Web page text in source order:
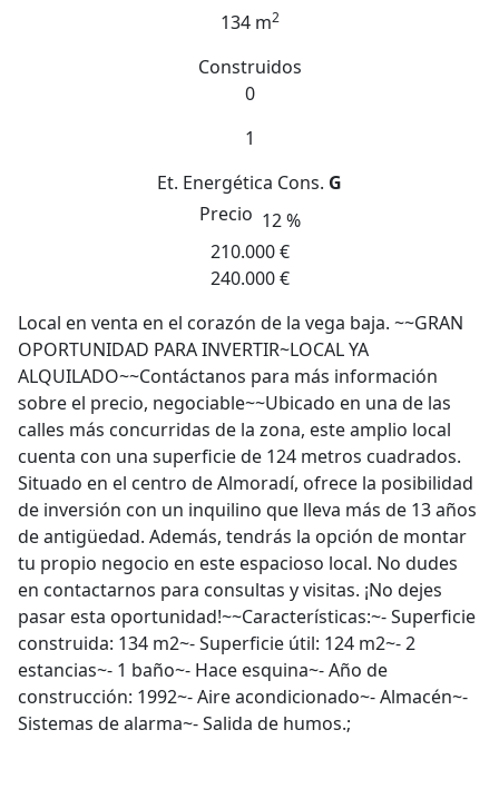
134 m2
Construidos
0
1
Et. Energética Cons. G
Precio 12 %
210.000 €
240.000 €
Local en venta en el corazón de la vega baja. ~~GRAN
OPORTUNIDAD PARA INVERTIR~LOCAL YA
ALQUILADO~~Contáctanos para más información
sobre el precio, negociable~~Ubicado en una de las
calles más concurridas de la zona, este amplio local
cuenta con una superficie de 124 metros cuadrados.
Situado en el centro de Almoradí, ofrece la posibilidad
de inversión con un inquilino que lleva más de 13 años
de antigüedad. Además, tendrás la opción de montar
tu propio negocio en este espacioso local. No dudes
en contactarnos para consultas y visitas. ¡No dejes
pasar esta oportunidad!~~Características:~- Superficie
construida: 134 m2~- Superficie útil: 124 m2~- 2
estancias~- 1 baño~- Hace esquina~- Año de
construcción: 1992~- Aire acondicionado~- Almacén~-
Sistemas de alarma~- Salida de humos.;